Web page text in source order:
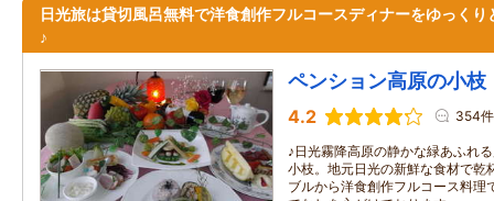
日光旅は貸切風呂無料で洋食創作フルコースディナーをゆっくり
♪
ペンション高原の小枝
4.2 354件
♪日光霧降高原の静かな緑あふれ
小枝。地元日光の新鮮な食材で乾
ブルから洋食創作フルコース料理